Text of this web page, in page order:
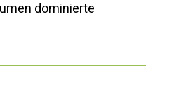
dominierte